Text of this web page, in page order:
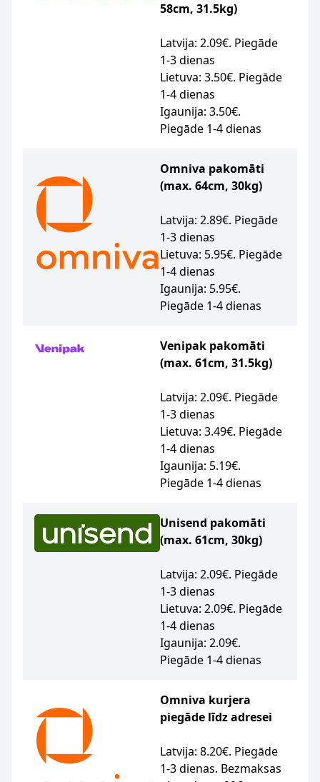
58cm, 31.5kg)
Latvija: 2.09€. Piegāde
1-3 dienas
Lietuva: 3.50€. Piegāde
1-4 dienas
Igaunija: 3.50€.
Piegāde 1-4 dienas
Omniva pakomāti
(max. 64cm, 30kg)
Latvija: 2.89€. Piegāde
1-3 dienas
Lietuva: 5.95€. Piegāde
1-4 dienas
Igaunija: 5.95€.
Piegāde 1-4 dienas
Venipak pakomāti
(max. 61cm, 31.5kg)
Latvija: 2.09€. Piegāde
1-3 dienas
Lietuva: 3.49€. Piegāde
1-4 dienas
Igaunija: 5.19€.
Piegāde 1-4 dienas
Unisend pakomāti
(max. 61cm, 30kg)
Latvija: 2.09€. Piegāde
1-3 dienas
Lietuva: 2.09€. Piegāde
1-4 dienas
Igaunija: 2.09€.
Piegāde 1-4 dienas
Omniva kurjera
piegāde līdz adresei
Latvija: 8.20€. Piegāde
1-3 dienas. Bezmaksas